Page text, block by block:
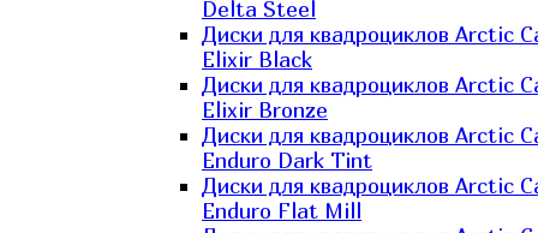
Delta Steel
Диски для квадроциклов Arctic
Elixir Black
Диски для квадроциклов Arctic
Elixir Bronze
Диски для квадроциклов Arctic
Enduro Dark Tint
Диски для квадроциклов Arctic
Enduro Flat Mill